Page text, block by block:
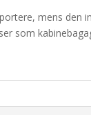
mens den
som